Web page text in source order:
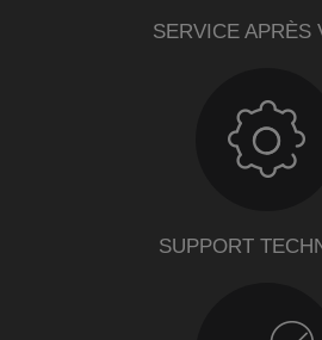
SERVICE APRÈS
SUPPORT